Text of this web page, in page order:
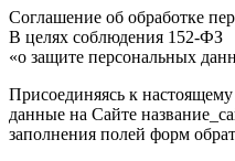
Соглашение об обработке
В целях соблюдения 152-ФЗ
«о защите персональных
Присоединяясь к
данные на Сайте
заполнения полей форм